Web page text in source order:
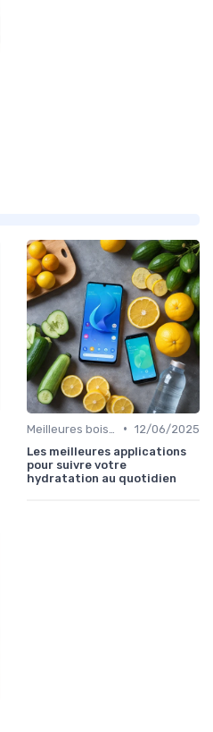
• 12/06/2025
Les meilleures applications
pour suivre votre
hydratation au quotidien